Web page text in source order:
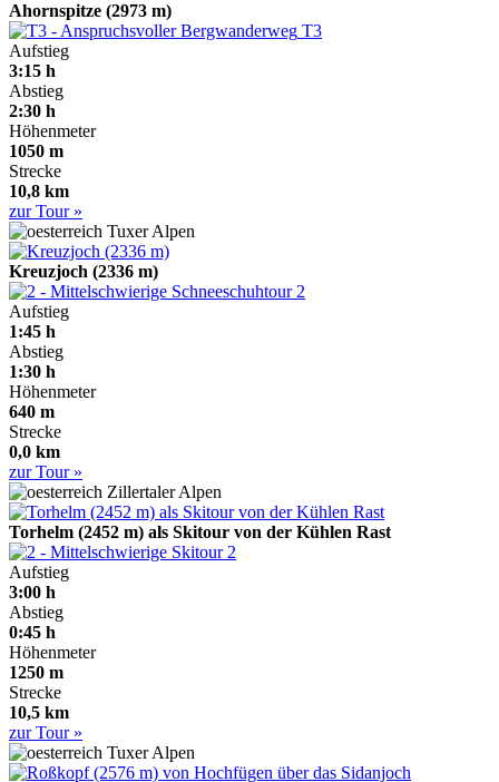
Ahornspitze (2973 m)
T3
Aufstieg
3:15 h
Abstieg
2:30 h
Höhenmeter
1050 m
Strecke
10,8 km
zur Tour »
Tuxer Alpen
Kreuzjoch (2336 m)
2
Aufstieg
1:45 h
Abstieg
1:30 h
Höhenmeter
640 m
Strecke
0,0 km
zur Tour »
Zillertaler Alpen
Torhelm (2452 m) als Skitour von der Kühlen Rast
2
Aufstieg
3:00 h
Abstieg
0:45 h
Höhenmeter
1250 m
Strecke
10,5 km
zur Tour »
Tuxer Alpen